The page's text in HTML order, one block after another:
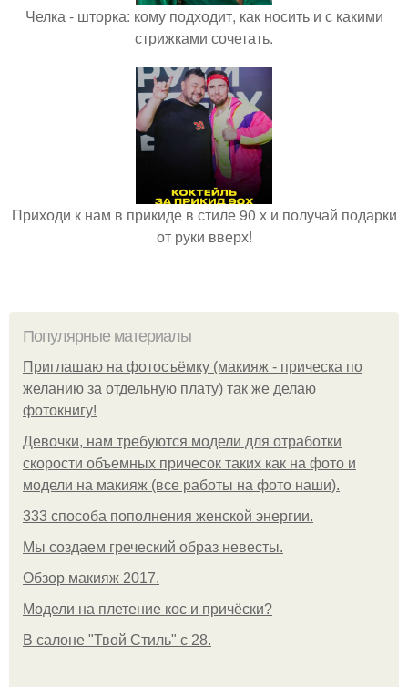
Челка - шторка: кому подходит, как носить и с какими
стрижками сочетать.
Приходи к нам в прикиде в стиле 90 х и получай подарки
от руки вверх!
Популярные материалы
Приглашаю на фотосъёмку (макияж - прическа по
желанию за отдельную плату) так же делаю
фотокнигу!
Девочки, нам требуются модели для отработки
скорости объемных причесок таких как на фото и
модели на макияж (все работы на фото наши).
333 способа пополнения женской энергии.
Мы создаем греческий образ невесты.
Обзор макияж 2017.
Модели на плетение кос и причёски?
В салоне "Твой Стиль" с 28.